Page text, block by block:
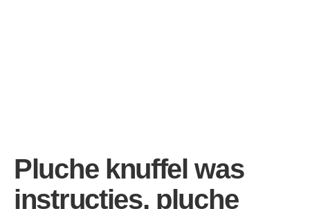
Pluche knuffel was
instructies, pluche